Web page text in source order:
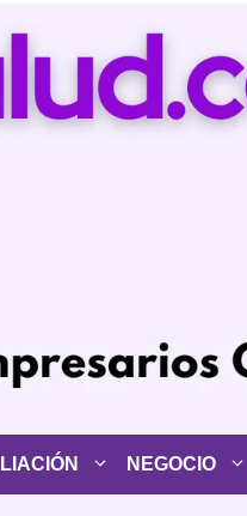
NEGOCIO